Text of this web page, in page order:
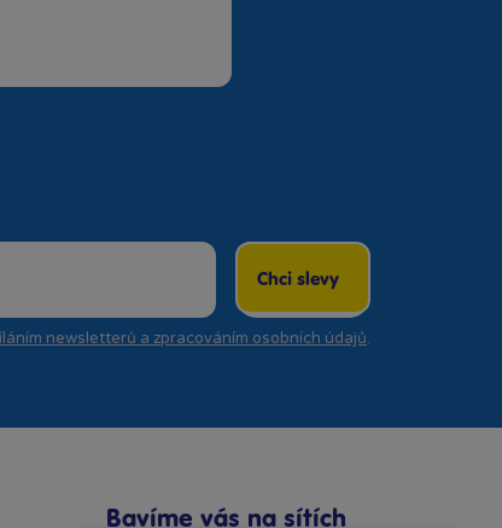
Chci slevy
newsletterů a zpracováním osobních údajů.
Bavíme vás na sítích